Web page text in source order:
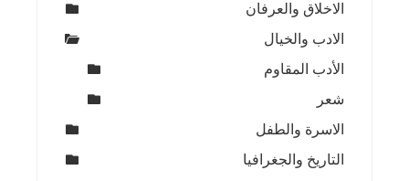
الاخلاق والعرفان
الادب والخيال
الأدب المقاوم
شعر
الاسرة والطفل
التاريخ والجغرافيا